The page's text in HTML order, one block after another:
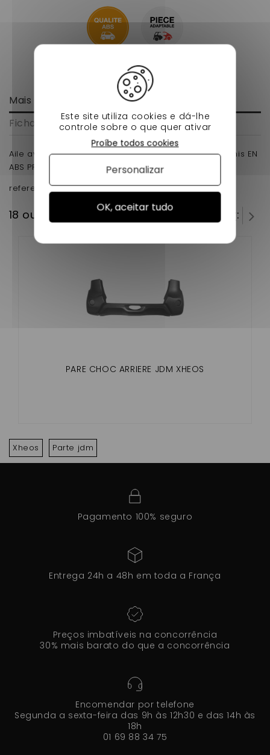
Mais informação
Ficha de dados
Aile avant gauche jdm xheos pour voiture sans permis EN
ABS PRET A PEINDRE .
reference d'origine 1141008
18 outros produtos na mesma categoria:
PARE CHOC ARRIERE JDM XHEOS
Xheos Parte jdm
Pagamento 100% seguro
Entrega 24h a 48h em toda a França
Preços imbatíveis na concorrência
30% mais barato do que a concorrência
Encomendar por telefone
Segunda a sexta-feira das 9h às 12h30 e das 14h às
18h
01 69 88 34 75
Este site utiliza cookies e dá-lhe
controle sobre o que quer ativar
OK, aceitar tudo
Proíbe todos cookies
Personalizar